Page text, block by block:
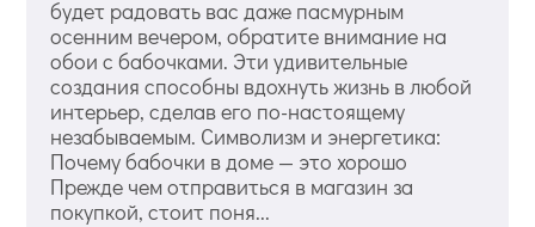
будет радовать вас даже пасмурным
осенним вечером, обратите внимание на
обои с бабочками. Эти удивительные
создания способны вдохнуть жизнь в любой
интерьер, сделав его по-настоящему
незабываемым. Символизм и энергетика:
Почему бабочки в доме — это хорошо
Прежде чем отправиться в магазин за
покупкой, стоит поня...